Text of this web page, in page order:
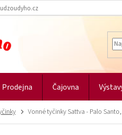
Prodejna Čajovna
Vonné tyčinky Sattva - Palo